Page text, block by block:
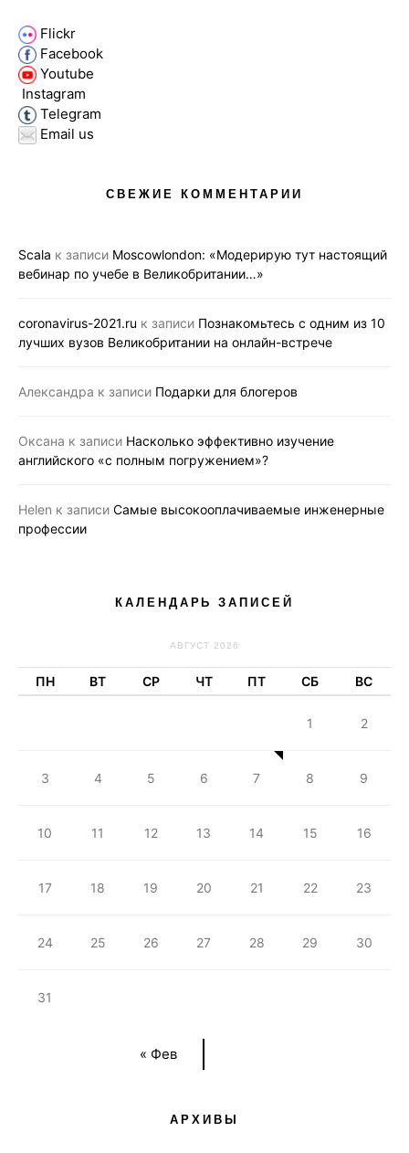
Flickr
Facebook
Youtube
Instagram
Telegram
Email us
СВЕЖИЕ КОММЕНТАРИИ
Scala к записи Moscowlondon: «Модерирую тут настоящий
вебинар по учебе в Великобритании…»
coronavirus-2021.ru к записи Познакомьтесь с одним из 10
лучших вузов Великобритании на онлайн-встрече
Александра к записи Подарки для блогеров
Оксана к записи Насколько эффективно изучение
английского «с полным погружением»?
Helen к записи Самые высокооплачиваемые инженерные
профессии
КАЛЕНДАРЬ ЗАПИСЕЙ
АВГУСТ 2026
ПН ВТ СР ЧТ ПТ СБ ВС
« Фев
1 2
3 4 5 6 7 8 9
10 11 12 13 14 15 16
17 18 19 20 21 22 23
24 25 26 27 28 29 30
31
АРХИВЫ